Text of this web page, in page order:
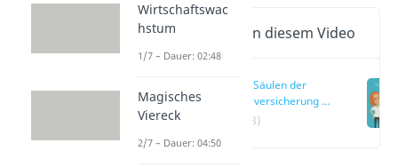
Wichtige Inhalte in diesem Video
Die 5 Säulen der
Sozialversicherung –
einfach erklärt
(00:18)
Wirtschaftswac
hstum
1/7 – Dauer: 02:48
Magisches
Viereck
2/7 – Dauer: 04:50